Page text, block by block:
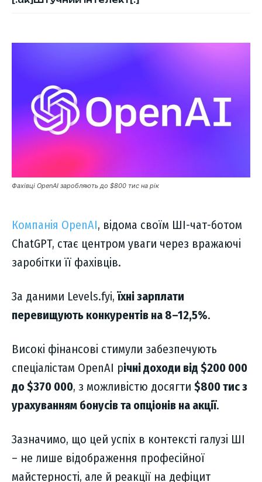
Фахівці OpenAI заробляють до $800 тис на рік
Компанія OpenAI, відома своїм ШІ-чат-ботом
ChatGPT, стає центром уваги через вражаючі
заробітки її фахівців.
За даними Levels.fyi,їхні зарплати
перевищують конкурентів на 8–12,5%.
Високі фінансові стимули забезпечують
спеціалістам OpenAI річні доходи від $200 000
до $370 000, з можливістю досягти $800 тис з
урахуванням бонусів та опціонів на акції.
Зазначимо, що цей успіх в контексті галузі ШІ
– не лише відображення професійної
майстерності, але й реакції на дефіцит